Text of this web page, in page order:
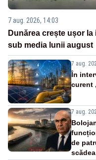
7 aug. 2026, 14:03
Dunărea crește ușor
sub media lunii august
7 aug.
În
curent
7 aug.
de
scădea